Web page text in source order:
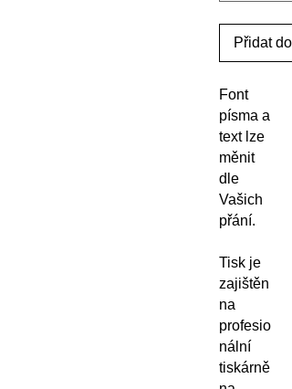
Přidat do
Font
písma a
text lze
měnit
dle
Vašich
přání.
Tisk je
zajištěn
na
profesio
nální
tiskárně